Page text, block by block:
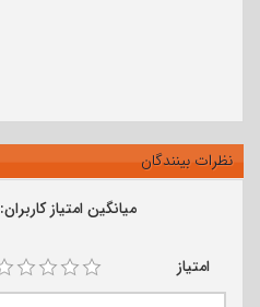
نظرات بینندگان
میانگین امتیاز کاربران: 0.0 (0 رای)
امتیاز